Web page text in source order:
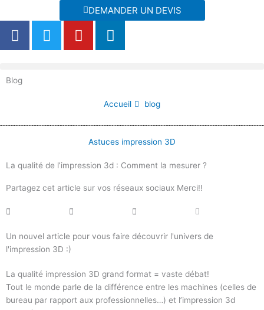
au
contenu
DEMANDER UN DEVIS
F
a
b
k
T
w
Y
o
L
i
d
n
Blog
Accueil blog
Astuces impression 3D
La qualité de l’impression 3d : Comment la mesurer ?
Partagez cet article sur vos réseaux sociaux Merci!!
Un nouvel article pour vous faire découvrir l'univers de
l'impression 3D :)
La qualité impression 3D grand format = vaste débat!
Tout le monde parle de la différence entre les machines (celles de
bureau par rapport aux professionnelles…) et l’impression 3d